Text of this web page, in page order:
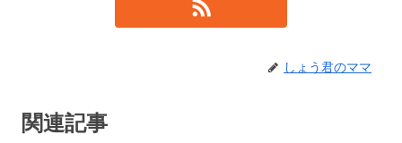
しょう君のママ
関連記事